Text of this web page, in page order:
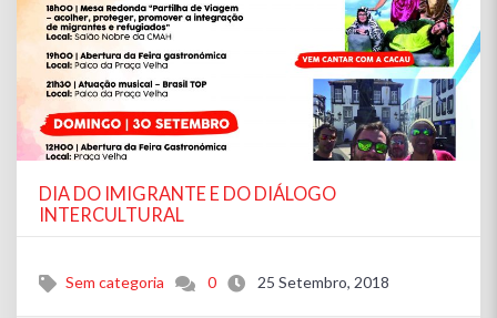
DIA DO IMIGRANTE E DO DIÁLOGO
INTERCULTURAL
Sem categoria 0 25 Setembro, 2018